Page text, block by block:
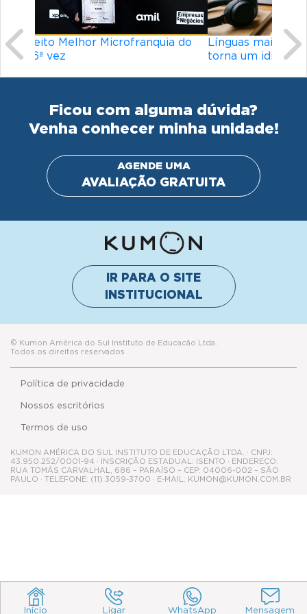
Início Ligar WhatsApp Mensagem
Línguas mais difíceis do mundo: o que
torna um idioma desafiador?
Ficou com alguma dúvida?
Venha conhecer minha unidade!
AGENDE UMA
AVALIAÇÃO GRATUITA
IR PARA O SITE
INSTITUCIONAL
© Kumon América do Sul Instituto de Educacão Ltda.
Todos os direitos reservados
Política de privacidade
Termos de uso
Nossos escritórios
KUMON AMÉRICA DO SUL INSTITUTO DE EDUCAÇÃO LTDA. · CNPJ:
43.950.252/0001-94 · INSCRIÇÃO ESTADUAL: ISENTO · ENDEREÇO:
RUA TOMÁS CARVALHAL, 686 – PARAÍSO – CEP: 04006-002 – SÃO
PAULO · TELEFONE: (11) 3059-3700 · E-MAIL: KUMON@KUMON.COM.BR